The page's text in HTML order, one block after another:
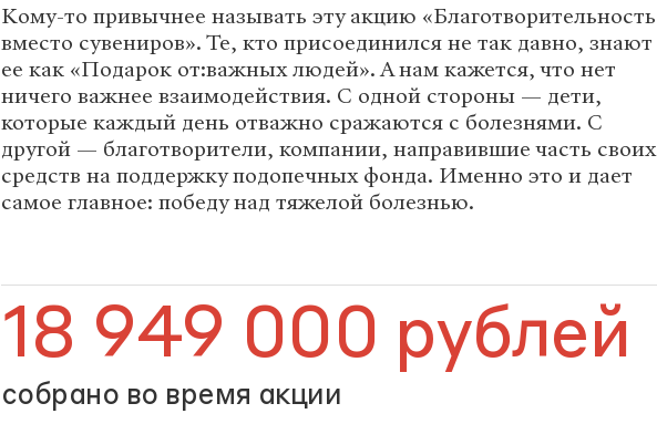
Кому-то привычнее называть эту акцию «Благотворительность
вместо сувениров». Те, кто присоединился не так давно, знают
ее как «Подарок от:важных людей». А нам кажется, что нет
ничего важнее взаимодействия. С одной стороны — дети,
которые каждый день отважно сражаются с болезнями. С
другой — благотворители, компании, направившие часть своих
средств на поддержку подопечных фонда. Именно это и дает
самое главное: победу над тяжелой болезнью.
18 949 000 рублей
собрано во время акции